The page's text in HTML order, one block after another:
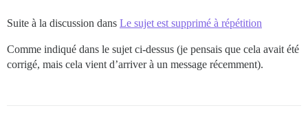
Suite à la discussion dans Le sujet est supprimé à répétition
Comme indiqué dans le sujet ci-dessus (je pensais que cela avait été
corrigé, mais cela vient d’arriver à un message récemment).